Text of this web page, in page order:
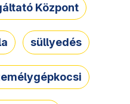
Központ
süllyedés